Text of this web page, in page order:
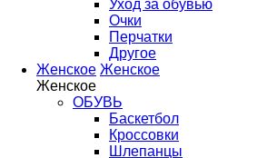
Уход за обувью
Очки
Перчатки
Другое
Женское Женское
Женское
ОБУВЬ
Баскетбол
Кроссовки
Шлепанцы